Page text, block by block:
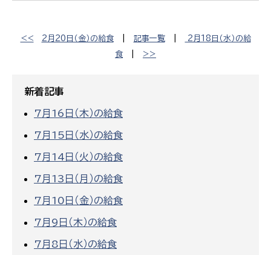
<< 2月20日（金）の給食| 記事一覧|
2月18日（水）の給
食
>>
新着記事
7月16日（木）の給食
7月15日（水）の給食
7月14日（火）の給食
7月13日（月）の給食
7月10日（金）の給食
7月9日（木）の給食
7月8日（水）の給食